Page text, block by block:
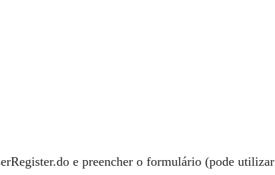
e preencher o formulário (pode utilizar